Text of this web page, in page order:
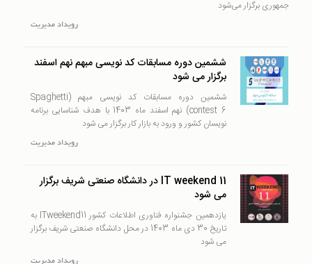
جمهوری برگزار می‌شود
رويدادمدیریت
ششمین دوره مسابقات کد نویسی مبهم نهم اسفند
برگزار می شود
ششمین دوره مسابقات کد نویسی مبهم (Spaghetti
contest 6) نهم اسفند ماه 1403 با هدف شناسایی برنامه
نویسان کشور و ورود به بازار کار برگزار می شود
رويدادمدیریت
IT weekend 11 در دانشگاه صنعتی شریف برگزار
می شود
یازدهمین جشنواره فناوری اطلاعات کشور ITweekend11 به
تاریخ 30 دی ماه 1403 در محل دانشگاه صنعتی شریف برگزار
می شود
رويدادمدیریت